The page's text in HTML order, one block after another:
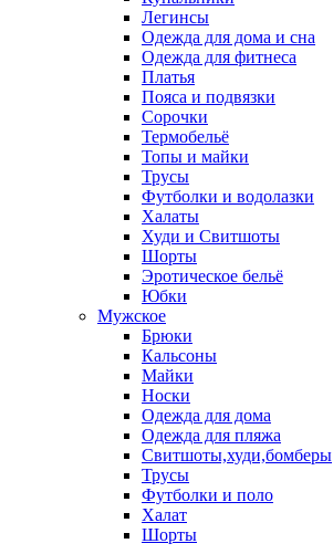
Легинсы
Одежда для дома и сна
Одежда для фитнеса
Платья
Пояса и подвязки
Сорочки
Термобельё
Топы и майки
Трусы
Футболки и водолазки
Халаты
Худи и Свитшоты
Шорты
Эротическое бельё
Юбки
Мужское
Брюки
Кальсоны
Майки
Носки
Одежда для дома
Одежда для пляжа
Свитшоты,худи,бомберы
Трусы
Футболки и поло
Халат
Шорты